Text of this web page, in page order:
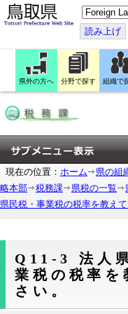
こ
の
ペ
ー
ジ
を
翻
訳
す
読み上げ
県外の方へ 分野で探す 組織で
現在の位置： ホーム 県の組
略本部
税務課 県税の一覧
県民税・事業税の税率を教えて
Q11-3 法人
業税の税率を
さい。